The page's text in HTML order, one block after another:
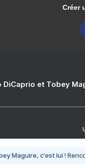
Créer
DiCaprio et Tobey
Maguire, c'est lui !